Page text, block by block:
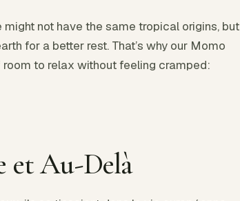
not have the same tropical origins, but
for a better rest. That’s why our Momo
to relax without feeling cramped:
et Au-Delà